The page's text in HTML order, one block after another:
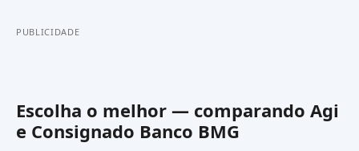
PUBLICIDADE
Escolha o melhor — comparando Agi
e Consignado Banco BMG